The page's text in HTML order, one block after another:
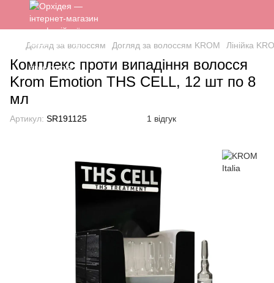
Догляд за волоссям Догляд за волоссям KROM Лінійка
Комплекс проти випадіння волосся
Krom Emotion THS CELL, 12 шт по 8
мл
Артикул: SR191125 1 відгук